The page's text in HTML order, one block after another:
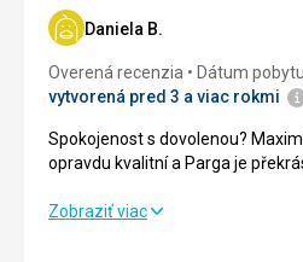
Daniela B.
Overená recenzia Dátum
vytvorená pred 3 a viac rokmi
Spokojenost s dovolenou?
opravdu kvalitní a Parga je
Spokojenost s dovolenou?
Zobraziť viac